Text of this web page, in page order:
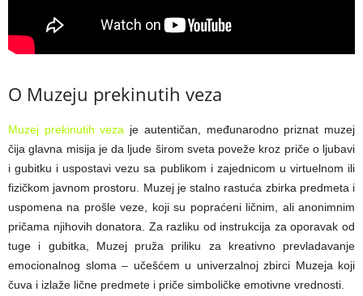
O Muzeju prekinutih veza
Muzej prekinutih veza je autentičan, međunarodno priznat muzej
čija glavna misija je da ljude širom sveta poveže kroz priče o ljubavi
i gubitku i uspostavi vezu sa publikom i zajednicom u virtuelnom ili
fizičkom javnom prostoru. Muzej je stalno rastuća zbirka predmeta i
uspomena na prošle veze, koji su popraćeni ličnim, ali anonimnim
pričama njihovih donatora. Za razliku od instrukcija za oporavak od
tuge i gubitka, Muzej pruža priliku za kreativno prevladavanje
emocionalnog sloma – učešćem u univerzalnoj zbirci Muzeja koji
čuva i izlaže lične predmete i priče simboličke emotivne vrednosti.